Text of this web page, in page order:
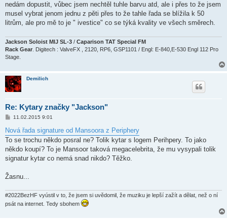
nedám dopustit, vůbec jsem nechtěl tuhle barvu atd, ale i přes to že jsem
musel vybrat jenom jednu z pěti přes to že tahle řada se blížila k 50
litrům, ale pro mě to je " ivestice" co se týká kvality ve všech směrech.
Jackson Soloist MIJ SL-3 / Caparison TAT Special FM
Rack Gear . Digitech : ValveFX , 2120, RP6, GSP1101 / Engl: E-840,E-530 Engl 112 Pro
Stage.
Demilich
Re: Kytary značky "Jackson"
P
í
s
p
ě
v
e
11.02.2015 9:01
Nová řada signature od Mansoora z Periphery
To se trochu někdo posral ne? Tolik kytar s logem Perihpery. To jako
někdo koupí? To je Mansoor taková megacelebrita, že mu vysypali tolik
signatur kytar co nemá snad nikdo? Těžko.
Žasnu...
#2022BezHF vyústil v to, že jsem si uvědomil, že muziku je lepší zažít a dělat, než o ní
psát na internet. Tedy sbohem